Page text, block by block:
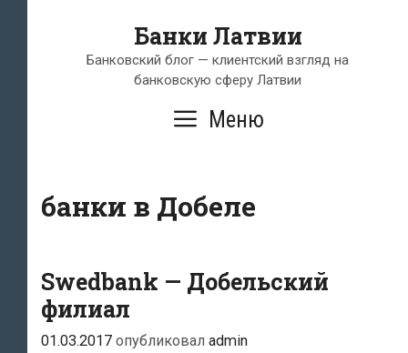
содержимому
Банки Латвии
Банковский блог — клиентский взгляд на
банковскую сферу Латвии
Меню
банки в Добеле
Swedbank — Добельский
филиал
01.03.2017 опубликовал admin